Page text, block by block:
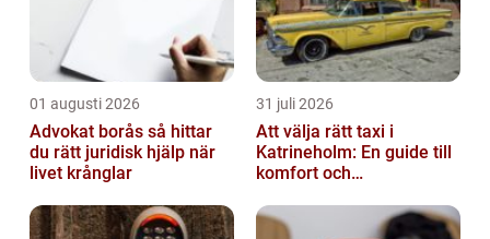
01 augusti 2026
Advokat borås så hittar
du rätt juridisk hjälp när
livet krånglar
31 juli 2026
Att välja rätt taxi i
Katrineholm: En guide till
komfort och